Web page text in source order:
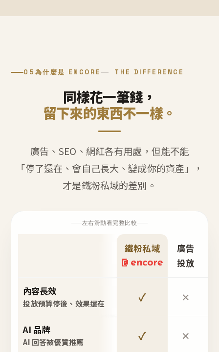
05 為什麼是 ENCORE THE DIFFERENCE
同樣花一筆錢，
留下來的東西不一樣。
廣告、SEO、網紅各有用處，但能不能
「停了還在、會自己長大、變成你的資產」，
才是鐵粉私域的差別。
左右滑動看完整比較
鐵粉私域
廣告
投放
內容長效
投放預算停後、效果還在 ✓ ✕
AI 品牌
AI 回答被優質推薦 ✓ ✕